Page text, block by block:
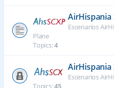
AirHispania
Escenarios
Plane
Topics:4
AirHispania
Escenarios
Topics:45